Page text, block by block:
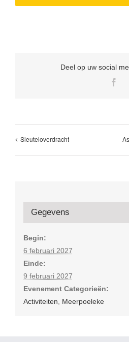
Deel op uw social
Sleuteloverdracht
Gegevens
Begin:
6 februari 2027
Einde:
9 februari 2027
Evenement Categorieën:
Activiteiten
Meerpoeleke